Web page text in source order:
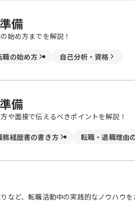
備
始め方までを解説！
職の始め方 自己分析・資格
備
や面接で伝えるべきポイントを解説！
務経歴書の書き方 転職・退職理由
など、転職活動中の実践的なノウハウを